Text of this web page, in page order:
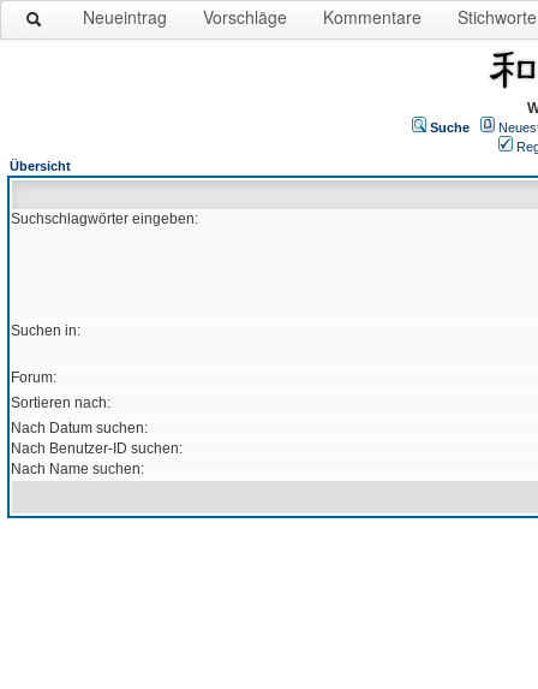
Neueintrag Vorschläge Kommentare Stichworte
Suche
Übersicht
Suchschlagwörter eingeben:
Suchen in:
Forum:
Sortieren nach:
Nach Datum suchen:
Nach Benutzer-ID suchen:
Nach Name suchen: